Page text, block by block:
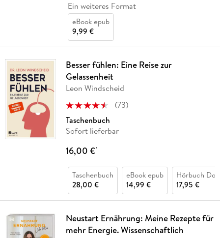
Ein weiteres Format
eBook epub
9,99 €
Besser fühlen: Eine Reise zur
Gelassenheit
Leon Windscheid
(73)
Taschenbuch
Sofort lieferbar
16,00 €*
Taschenbuch
28,00 €
eBook epub
14,99 €
Hörbuch
17,95 €
Neustart Ernährung: Meine Rezepte für
mehr Energie. Wissenschaftlich